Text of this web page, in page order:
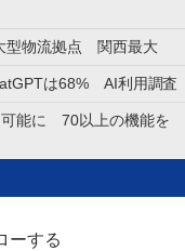
型物流拠点 関西最大
は68% AI利用調査
可能に 70以上の機能を
ーする